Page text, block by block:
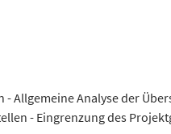
Allgemeine Analyse der
- Eingrenzung des